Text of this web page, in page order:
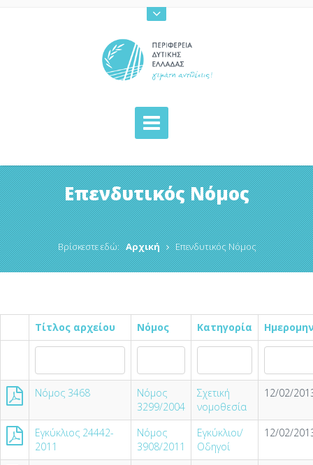
Επενδυτικός Νόμος
Βρίσκεστε εδώ: Αρχική Επενδυτικός Νόμος
Τίτλος αρχείου Νόμος Κατηγορία
Νόμος 3468
Νόμος
3299/2004
Σχετική
νομοθεσία
12/02/
Εγκύκλιος 24442-
2011
Νόμος
3908/2011
Εγκύκλιοι/
Οδηγοί
12/02/